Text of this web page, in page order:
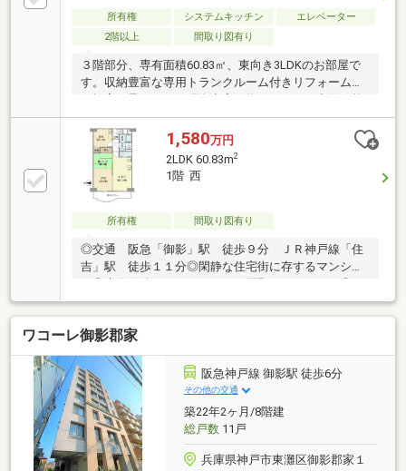
間365日コールセンター対応！30分以内の一次応急処
置を無料にて行います。※対象期間：物件引き渡し日
件あり
所有権 システムキッチン
エレベーター
2階以上
間取り図有り
３階部分、専有面積60.83㎡、東向き3LDKのお部屋で
す。収納豊富な専用トランクルーム付きリフォームの
です。お気軽にお問い合わせください。
1,580万円
2LDK 60.83m2
1階 西
所有権 間取り図有り
◎交通 阪急「御影」駅 徒歩９分 ＪＲ神戸線「住
吉」駅 徒歩１１分◎閑静な住宅街に存するマンショ
ランクルーム有◎専用庭有
ワコーレ御影郡家
阪急神戸線 御影駅 徒歩6分
その他の交通
築22年2ヶ月/8階建
総戸数11戸
兵庫県神戸市東灘区御影郡家１